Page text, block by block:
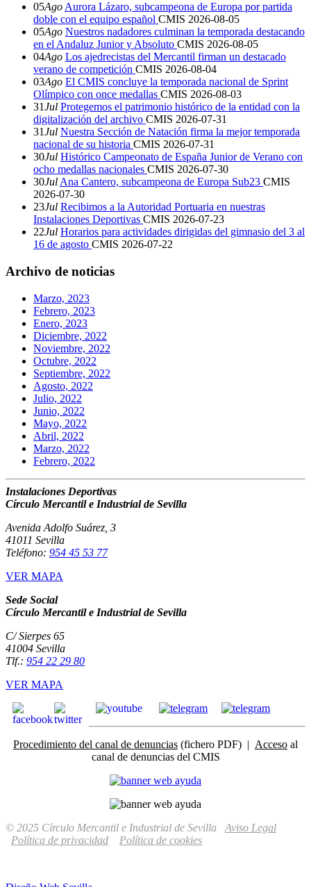
05Ago Aurora Lázaro, subcampeona de Europa por partida
doble con el equipo español CMIS 2026-08-05
05Ago Nuestros nadadores culminan la temporada destacando
en el Andaluz Junior y Absoluto CMIS 2026-08-05
04Ago Los ajedrecistas del Mercantil firman un destacado
verano de competición CMIS 2026-08-04
03Ago El CMIS concluye la temporada nacional de Sprint
Olímpico con once medallas CMIS 2026-08-03
31Jul Protegemos el patrimonio histórico de la entidad con la
digitalización del archivo CMIS 2026-07-31
31Jul Nuestra Sección de Natación firma la mejor temporada
nacional de su historia CMIS 2026-07-31
30Jul Histórico Campeonato de España Junior de Verano con
ocho medallas nacionales CMIS 2026-07-30
30Jul Ana Cantero, subcampeona de Europa Sub23 CMIS
2026-07-30
23Jul Recibimos a la Autoridad Portuaria en nuestras
Instalaciones Deportivas CMIS 2026-07-23
22Jul Horarios para actividades dirigidas del gimnasio del 3 al
16 de agosto CMIS 2026-07-22
Archivo de noticias
Marzo, 2023
Febrero, 2023
Enero, 2023
Diciembre, 2022
Noviembre, 2022
Octubre, 2022
Septiembre, 2022
Agosto, 2022
Julio, 2022
Junio, 2022
Mayo, 2022
Abril, 2022
Marzo, 2022
Febrero, 2022
Instalaciones Deportivas
Círculo Mercantil e Industrial de Sevilla
Avenida Adolfo Suárez, 3
41011 Sevilla
Teléfono: 954 45 53 77
VER MAPA
Sede Social
Círculo Mercantil e Industrial de Sevilla
C/ Sierpes 65
41004 Sevilla
Tlf.: 954 22 29 80
VER MAPA
Procedimiento del canal de denuncias (fichero PDF) | Acceso al
canal de denuncias del CMIS
© 2025 Círculo Mercantil e Industrial de Sevilla Aviso Legal
Política de privacidad
Política de cookies